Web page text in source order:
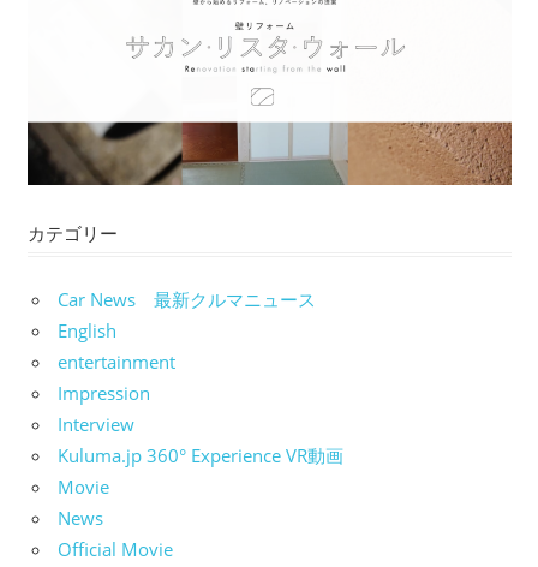
ョ
ン
カテゴリー
Car News 最新クルマニュース
English
entertainment
Impression
Interview
Kuluma.jp 360° Experience VR動画
Movie
News
Official Movie